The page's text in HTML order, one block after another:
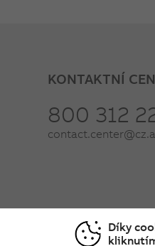
KONTAKTNÍ
800 312
Díky